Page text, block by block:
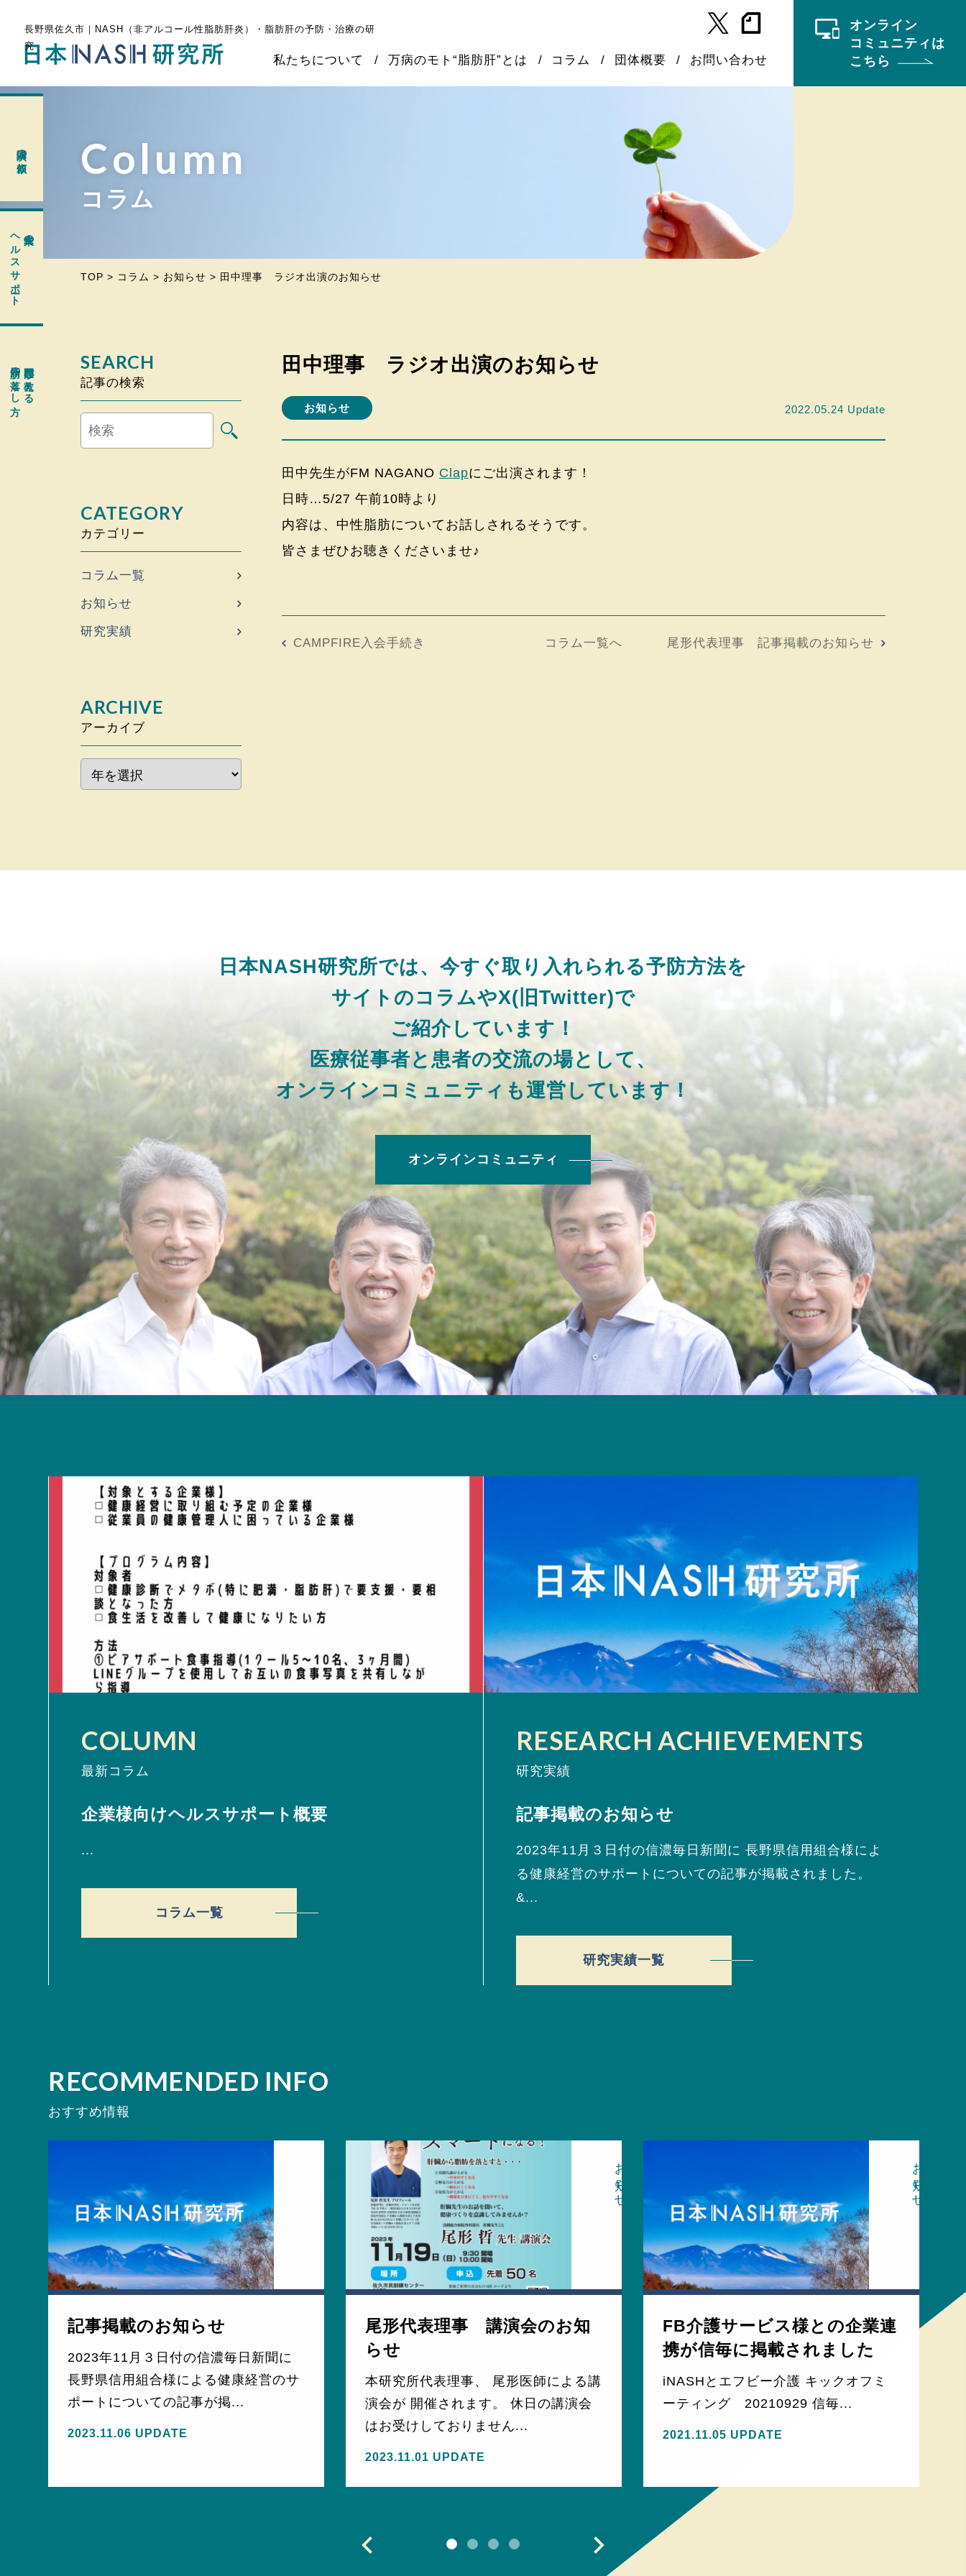
長野県佐久市｜NASH（非アルコール性脂肪肝炎）・脂肪肝の予防・治療の研
究
私たちについて 万病のモト“脂肪肝”とは コラム 団体概要 お問い合わせ
オンライン
コミュニティは
こちら
Column
コラム
TOP > コラム > お知らせ > 田中理事 ラジオ出演のお知らせ
田中理事 ラジオ出演のお知らせ
お知らせ 2022.05.24 Update
田中先生がFM NAGANO Clapにご出演されます！
日時…5/27 午前10時より
内容は、中性脂肪についてお話しされるそうです。
皆さまぜひお聴きくださいませ♪
CAMPFIRE入会手続き コラム一覧へ 尾形代表理事 記事掲載のお知らせ
SEARCH
記事の検索
CATEGORY
カテゴリー
コラム一覧
お知らせ
研究実績
ARCHIVE
アーカイブ
日本NASH研究所では、 今すぐ取り入れられる予防方法を
サイトのコラムやX(旧Twitter)で
ご紹介しています！
医療従事者と患者の交流の場として、
オンラインコミュニティも運営しています！
オンラインコミュニティ
COLUMN
最新コラム
企業様向けヘルスサポート概要
...
コラム一覧
RESEARCH ACHIEVEMENTS
研究実績
記事掲載のお知らせ
2023年11月３日付の信濃毎日新聞に 長野県信用組合様によ
る健康経営のサポートについての記事が掲載されました。
&...
研究実績一覧
RECOMMENDED INFO
おすすめ情報
記事掲載のお知らせ
2023年11月３日付の信濃毎日新聞に
長野県信用組合様による健康経営のサ
ポートについての記事が掲...
2023.11.06 UPDATE
お知らせ
尾形代表理事 講演会のお知
らせ
本研究所代表理事、 尾形医師による講
演会が 開催されます。 休日の講演会
はお受けしておりません...
2023.11.01 UPDATE
お知らせ
FB介護サービス様との企業連
携が信毎に掲載されました
iNASHとエフビー介護 キックオフミ
ーティング 20210929 信毎...
2021.11.05 UPDATE
講演の依頼
企業の
ヘルスサポート
専門医が教える
脂肪の落とし方